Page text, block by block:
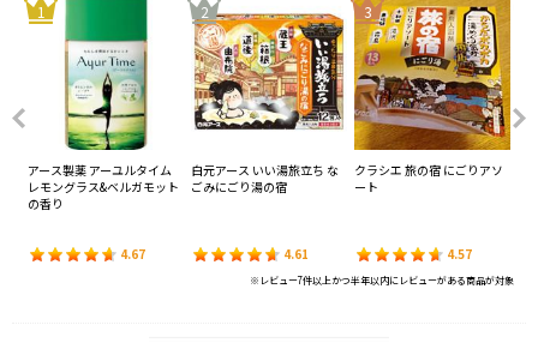
1
アース製薬 アーユルタイム
レモングラス&ベルガモット
の香り
4.67
2
白元アース いい湯旅立ち な
ごみにごり湯の宿
4.61
3
クラシエ 旅の宿 にごりアソ
ート
4.57
※レビュー7件以上かつ半年以内にレビューがある商品が対象